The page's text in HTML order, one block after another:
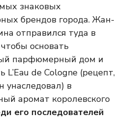
знаковых
брендов города. Жан-
отправился туда в
основать
парфюмерный дом и
L’Eau de Cologne (рецепт,
унаследовал) в
аромат королевского
его последователей